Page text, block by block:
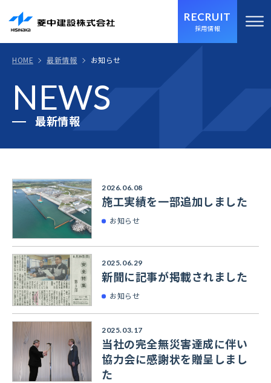
RECRUIT
採用情報
HOME 最新情報 お知らせ
NEWS
最新情報
2026.06.08
施工実績を一部追加しました
お知らせ
2025.06.29
新聞に記事が掲載されました
お知らせ
2025.03.17
当社の完全無災害達成に伴い
協力会に感謝状を贈呈しまし
た